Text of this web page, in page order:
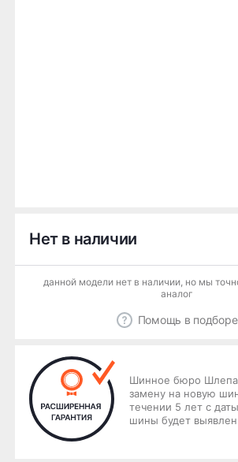
Нет в наличии
данной модели нет в наличии, но мы
аналог
Помощь в подборе
Шинное бюро
замену на новую
течении 5 лет с
шины будет выявлен